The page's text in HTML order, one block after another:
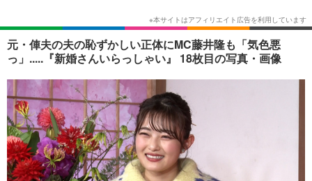
ショッピング その他
元・俥夫の夫の恥ずかしい正体にMC藤井隆も「気色悪
っ」.....『新婚さんいらっしゃい』 18枚目の写真・画像